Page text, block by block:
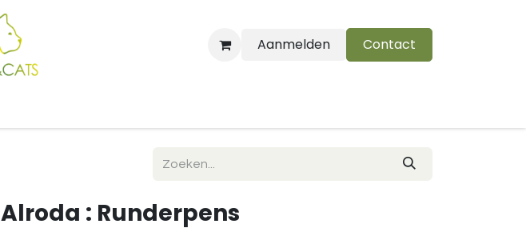
Aanmelden
Contact
Alroda : Runderpens